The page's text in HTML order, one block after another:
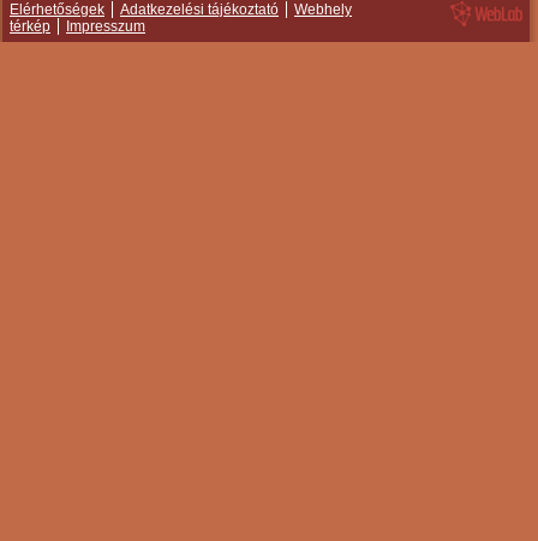
Elérhetőségek Adatkezelési tájékoztató
Webhely
térkép
Impresszum